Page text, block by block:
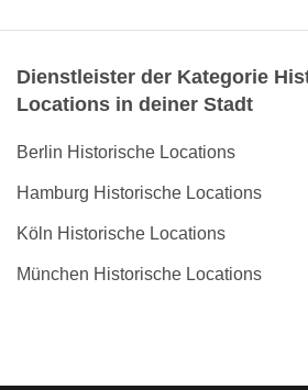
Dienstleister der Kategorie
Locations in deiner Stadt
Berlin Historische Locations
Hamburg Historische Locations
Köln Historische Locations
München Historische Locations